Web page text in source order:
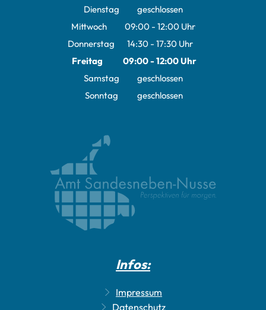
Von 09:00 bis 12:00 Uhr
Dienstag
geschlossen
Mittwoch
09:00- 12:00Uhr
Von 09:00 bis 12:00 Uhr
Donnerstag 14:30- 17:30Uhr
Von 14:30 bis 17:30 Uhr
Freitag 09:00-12:00Uhr
Von 09:00 bis 12:00 Uhr
Samstag
geschlossen
Sonntag
geschlossen
Infos:
Impressum
Datenschutz